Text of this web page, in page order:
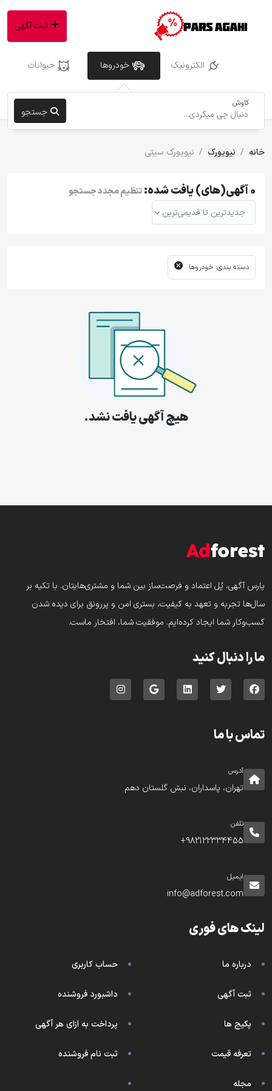
الکترونیک خودروها حیوانات
کاوش
جستجو
ثبت آگهی
خانه نیویورک نیویورک سیتی
0 آگهی(های) یافت شده:
تنظیم مجدد جستجو
جدیدترین تا قدیمی‌ترین
دسته بندی: خودروها
هیچ آگهی یافت نشد.
پارس‌ آگهی، پُل اعتماد و فرصت‌ساز بین شما و مشتری‌هایتان. با تکیه بر
سال‌ها تجربه و تعهد به کیفیت، بستری امن و پررونق برای دیده شدن
کسب‌وکار شما ایجاد کرده‌ایم. موفقیت شما، افتخار ماست.
ما را دنبال کنید
تماس با ما
آدرس
تهران، پاسداران، نبش گلستان دهم
تلفن
982122334455+
ایمیل
info@adforest.com
لینک های فوری
درباره ما
ثبت آگهی
پکیج ها
تعرفه قیمت
مجله
حساب کاربری
داشبورد فروشنده
پرداخت به ازای هر آگهی
ثبت نام فروشنده